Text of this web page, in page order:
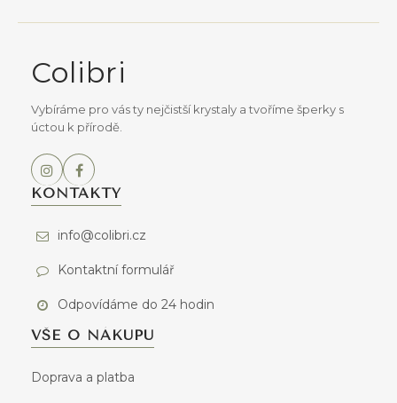
Colibri
Vybíráme pro vás ty nejčistší krystaly a tvoříme šperky s
úctou k přírodě.
KONTAKTY
info@colibri.cz
Kontaktní formulář
Odpovídáme do 24 hodin
VŠE O NÁKUPU
Doprava a platba